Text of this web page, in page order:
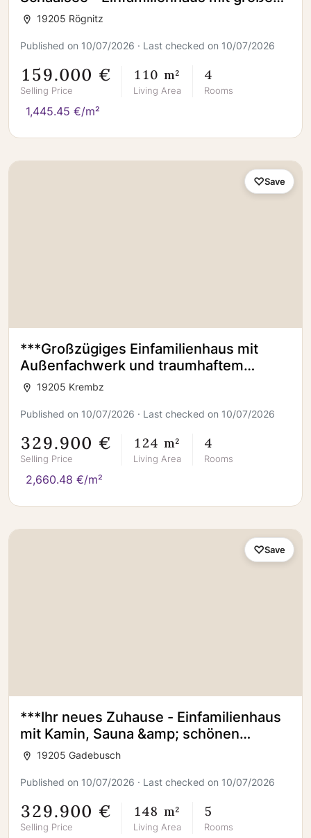
Grundstück***
19205 Rögnitz
Published on 10/07/2026 · Last checked on 10/07/2026
159.000 €
Selling Price
110 m²
Living Area
4
Rooms
1,445.45 €/m²
***Großzügiges Einfamilienhaus mit
Außenfachwerk und traumhaftem
Garten***
19205 Krembz
Published on 10/07/2026 · Last checked on 10/07/2026
329.900 €
Selling Price
124 m²
Living Area
4
Rooms
2,660.48 €/m²
Save
***Ihr neues Zuhause - Einfamilienhaus
mit Kamin, Sauna &amp; schönen
Gartenbereich***
19205 Gadebusch
Published on 10/07/2026 · Last checked on 10/07/2026
329.900 €
Selling Price
148 m²
Living Area
5
Rooms
Save